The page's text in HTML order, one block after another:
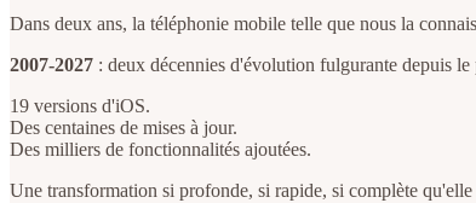
Dans deux ans, la téléphonie mobile telle que nous la
2007-2027 : deux décennies d'évolution fulgurante depuis le
19 versions d'iOS.
Des centaines de mises à jour.
Des milliers de fonctionnalités ajoutées.
Une transformation si profonde, si rapide, si complète